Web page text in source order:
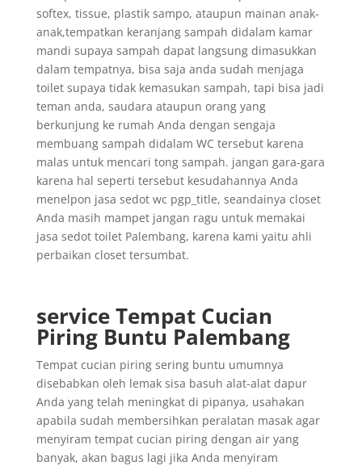
softex, tissue, plastik sampo, ataupun mainan anak-
anak,tempatkan keranjang sampah didalam kamar
mandi supaya sampah dapat langsung dimasukkan
dalam tempatnya, bisa saja anda sudah menjaga
toilet supaya tidak kemasukan sampah, tapi bisa jadi
teman anda, saudara ataupun orang yang
berkunjung ke rumah Anda dengan sengaja
membuang sampah didalam WC tersebut karena
malas untuk mencari tong sampah. jangan gara-gara
karena hal seperti tersebut kesudahannya Anda
menelpon jasa sedot wc pgp_title, seandainya closet
Anda masih mampet jangan ragu untuk memakai
jasa sedot toilet Palembang, karena kami yaitu ahli
perbaikan closet tersumbat.
service Tempat Cucian
Piring Buntu Palembang
Tempat cucian piring sering buntu umumnya
disebabkan oleh lemak sisa basuh alat-alat dapur
Anda yang telah meningkat di pipanya, usahakan
apabila sudah membersihkan peralatan masak agar
menyiram tempat cucian piring dengan air yang
banyak, akan bagus lagi jika Anda menyiram